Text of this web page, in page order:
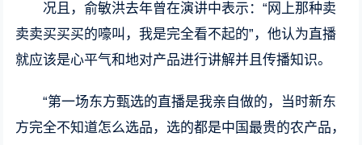
况且，俞敏洪去年曾在演讲中表示：“网上那种卖
卖卖买买买的嚎叫，我是完全看不起的”，他认为直播
就应该是心平气和地对产品进行讲解并且传播知识。
“第一场东方甄选的直播是我亲自做的，当时新东
方完全不知道怎么选品，选的都是中国最贵的农产品，